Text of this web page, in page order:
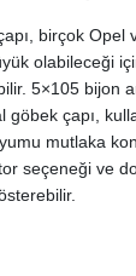
birçok Opel
olabileceği
5×105 bijon
çapı,
mutlaka
seçeneği ve